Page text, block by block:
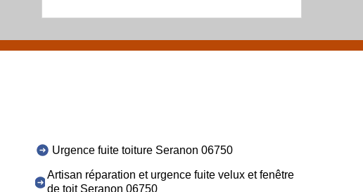
Urgence fuite toiture Seranon 06750
Artisan réparation et urgence fuite velux et fenêtre
de toit Seranon 06750